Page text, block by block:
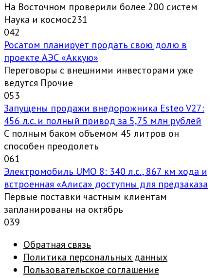
На Восточном проверили более 200 систем
Наука и космос231
042
Росатом планирует продать свою долю в
проекте АЭС «Аккую»
Переговоры с внешними инвесторами уже
ведутся Прочие
053
Запущены продажи внедорожника Esteo V27:
456 л.с. и полный привод за 5,75 млн рублей
С полным баком объемом 45 литров он
способен преодолеть
061
Электромобиль UMO 8: 340 л.с., 867 км хода и
встроенная «Алиса» доступны для предзаказа
Первые поставки частным клиентам
запланированы на октябрь
039
Обратная связь
Политика персональных данных
Пользовательское соглашение